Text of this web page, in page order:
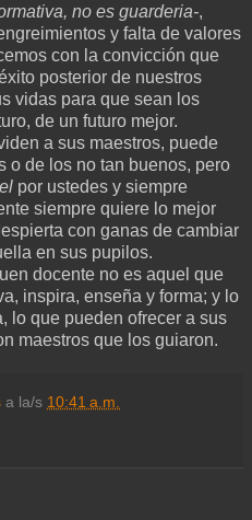
no es guarderia-,
y falta de valores
con la convicción que
posterior de nuestros
vidas para que sean los
de un futuro mejor.
a sus maestros, puede
o de los no tan buenos, pero
por ustedes y siempre
siempre quiere lo mejor
con ganas de cambiar
en sus pupilos.
docente no es aquel que
inspira, enseña y forma; y lo
lo que pueden ofrecer a sus
maestros que los guiaron.
a la/s 10:41 a.m.